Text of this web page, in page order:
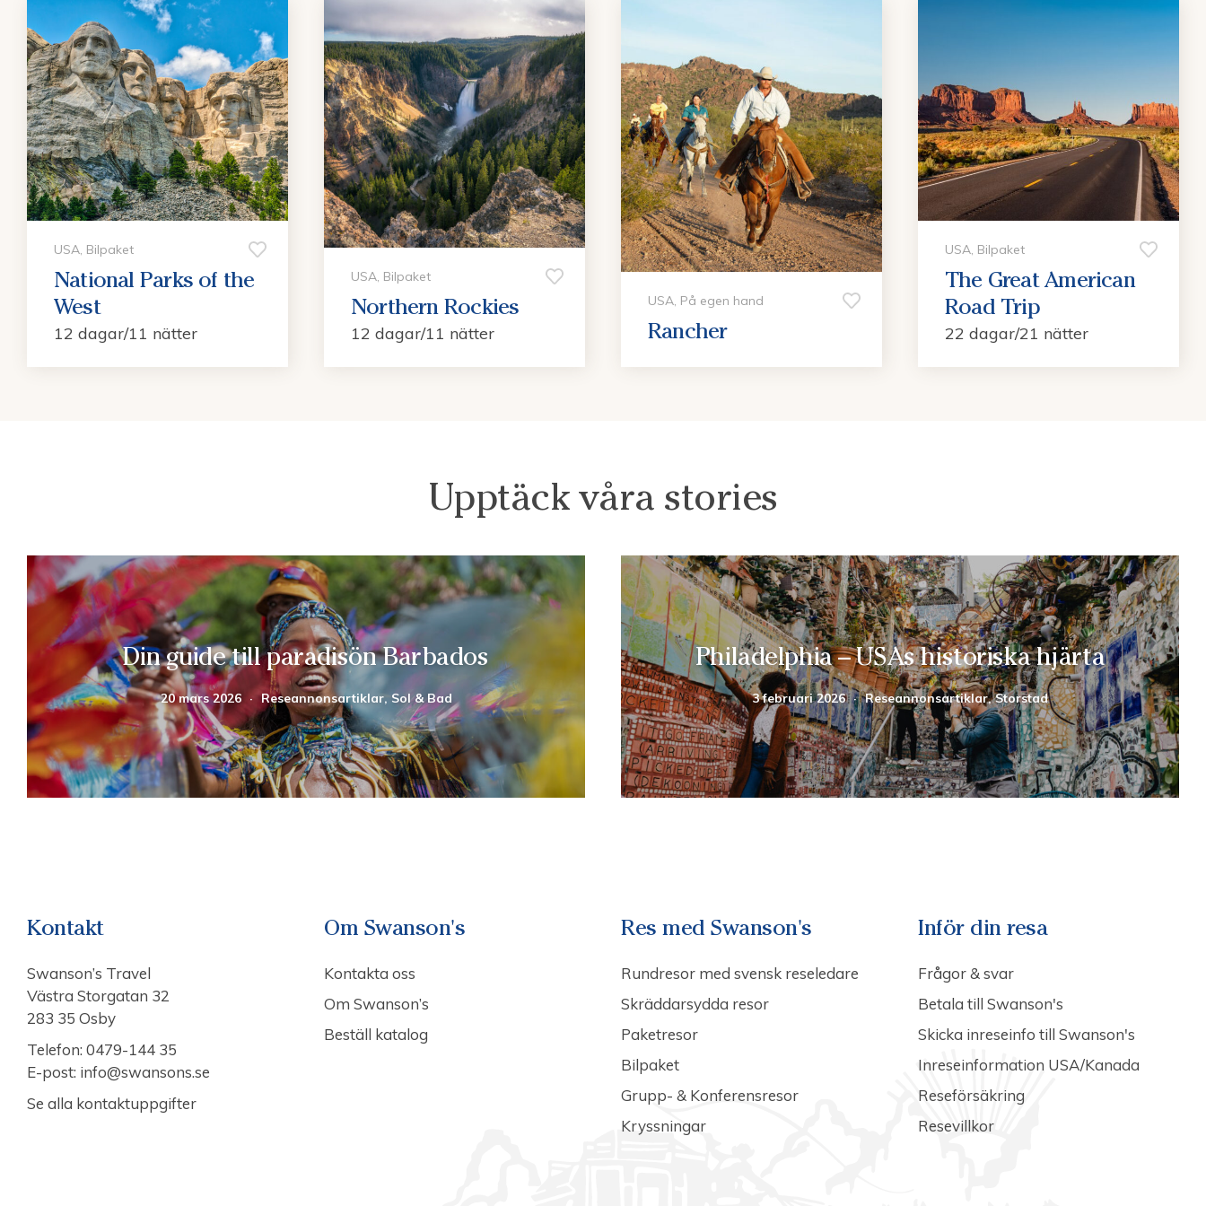
USA, Bilpaket
National Parks of the
West
12 dagar/11 nätter
USA, Bilpaket
Northern Rockies
12 dagar/11 nätter
USA, På egen hand
Rancher
USA, Bilpaket
The Great American
Road Trip
22 dagar/21 nätter
Upptäck våra stories
Din guide till paradisön Barbados
20 mars 2026 · Reseannonsartiklar, Sol & Bad
Philadelphia – USAs historiska hjärta
3 februari 2026 · Reseannonsartiklar, Storstad
Kontakt
Swanson’s Travel
Västra Storgatan 32
283 35 Osby
Telefon: 0479-144 35
E-post: info@swansons.se
Se alla kontaktuppgifter
Om Swanson's
Kontakta oss
Om Swanson’s
Beställ katalog
Res med Swanson's
Rundresor med svensk reseledare
Skräddarsydda resor
Paketresor
Bilpaket
Grupp- & Konferensresor
Kryssningar
Inför din resa
Frågor & svar
Betala till Swanson's
Skicka inreseinfo till Swanson's
Inreseinformation USA/Kanada
Reseförsäkring
Resevillkor